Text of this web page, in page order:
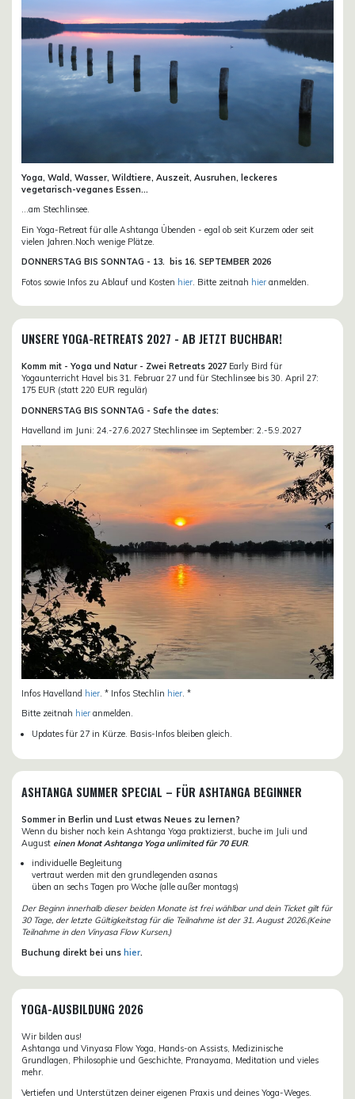
Yoga, Wald, Wasser, Wildtiere, Auszeit, Ausruhen, leckeres
vegetarisch-veganes Essen...
...am Stechlinsee.
Ein Yoga-Retreat für alle Ashtanga Übenden - egal ob seit Kurzem oder seit
vielen Jahren.Noch wenige Plätze.
DONNERSTAG BIS SONNTAG - 13. bis 16. SEPTEMBER 2026
Fotos sowie Infos zu Ablauf und Kosten hier . Bitte zeitnah hier anmelden.
UNSERE YOGA-RETREATS 2027 - AB JETZT BUCHBAR!
Komm mit - Yoga und Natur - Zwei Retreats 2027 Early Bird für
Yogaunterricht Havel bis 31. Februar 27 und für Stechlinsee bis 30. April 27:
175 EUR (statt 220 EUR regulär)
DONNERSTAG BIS SONNTAG - Safe the dates:
Havelland im Juni: 24.-27.6.2027 Stechlinsee im September: 2.-5.9.2027
Infos Havelland hier . * Infos Stechlin hier . *
Bitte zeitnah hier anmelden.
Updates für 27 in Kürze. Basis-Infos bleiben gleich.
ASHTANGA SUMMER SPECIAL – FÜR ASHTANGA BEGINNER
Sommer in Berlin und Lust etwas Neues zu lernen?
Wenn du bisher noch kein Ashtanga Yoga praktizierst, buche im Juli und
August einen Monat Ashtanga Yoga unlimited für 70 EUR.
individuelle Begleitung
vertraut werden mit den grundlegenden asanas
üben an sechs Tagen pro Woche (alle außer montags)
Der Beginn innerhalb dieser beiden Monate ist frei wählbar und dein Ticket gilt für
30 Tage, der letzte Gültigkeitstag für die Teilnahme ist der 31. August 2026.(Keine
Teilnahme in den Vinyasa Flow Kursen.)
Buchung direkt bei uns hier.
YOGA-AUSBILDUNG 2026
Wir bilden aus!
Ashtanga und Vinyasa Flow Yoga, Hands-on Assists, Medizinische
Grundlagen, Philosophie und Geschichte, Pranayama, Meditation und vieles
mehr.
Vertiefen und Unterstützen deiner eigenen Praxis und deines Yoga-Weges.